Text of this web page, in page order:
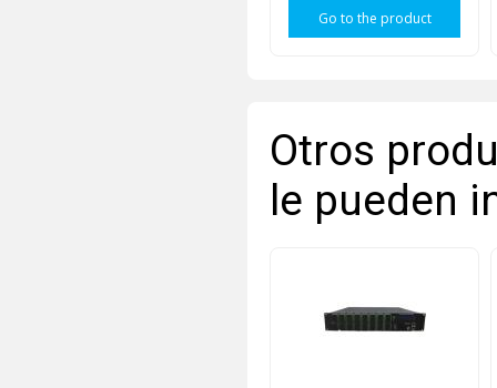
Go to the product
Otros
le pueden